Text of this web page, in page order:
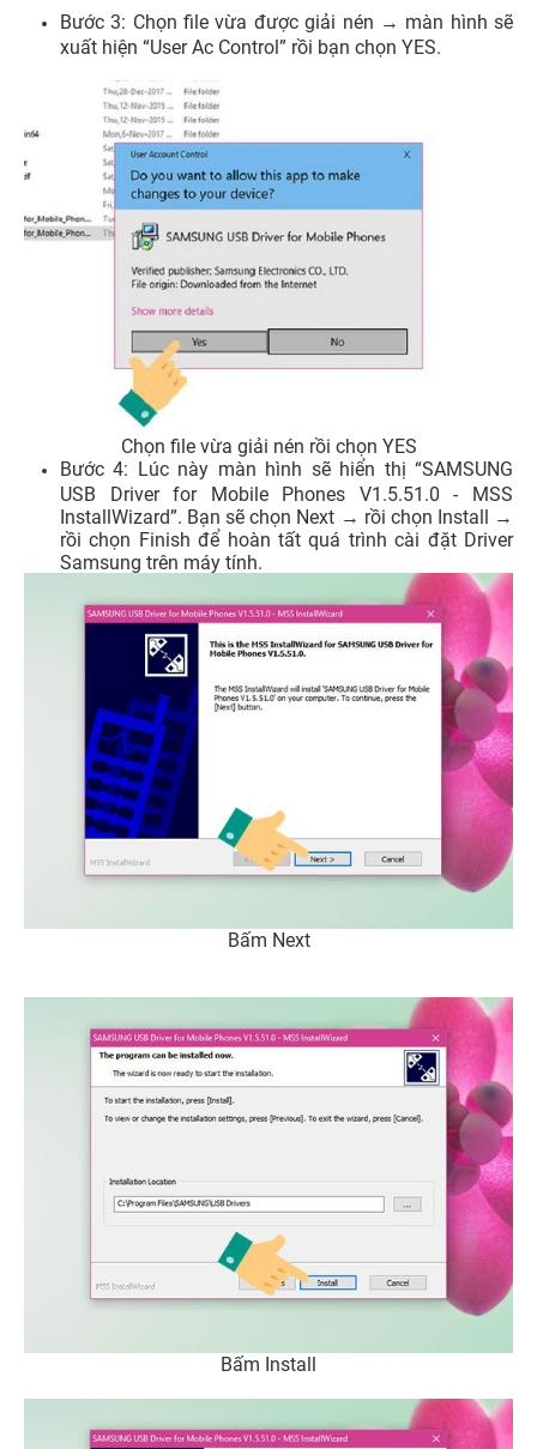
Bước 3: Chọn file vừa được giải nén → màn hình sẽ
xuất hiện “User Ac Control” rồi bạn chọn YES.
Chọn file vừa giải nén rồi chọn YES
Bước 4: Lúc này màn hình sẽ hiển thị “SAMSUNG
USB Driver for Mobile Phones V1.5.51.0 - MSS
InstallWizard”. Bạn sẽ chọn Next → rồi chọn Install →
rồi chọn Finish để hoàn tất quá trình cài đặt Driver
Samsung trên máy tính.
Bấm Next
Bấm Install